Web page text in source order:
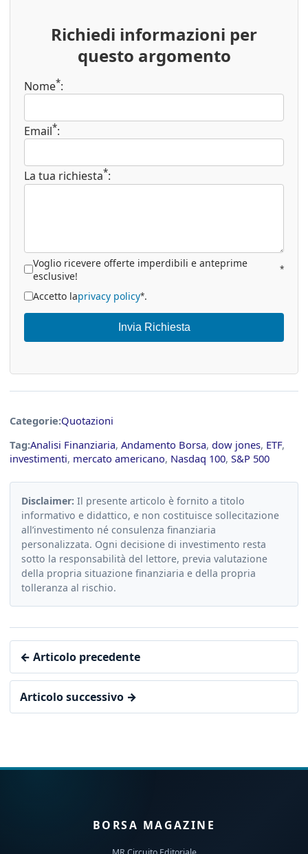
Richiedi informazioni per
questo argomento
Nome*:
Email*:
La tua richiesta*:
Voglio ricevere offerte imperdibili e anteprime
esclusive!
*
Accetto laprivacy policy*.
Invia Richiesta
Categorie:Quotazioni
Tag:Analisi Finanziaria, Andamento Borsa, dow jones, ETF,
investimenti, mercato americano, Nasdaq 100, S&P 500
Disclaimer: Il presente articolo è fornito a titolo
informativo e didattico, e non costituisce sollecitazione
all’investimento né consulenza finanziaria
personalizzata. Ogni decisione di investimento resta
sotto la responsabilità del lettore, previa valutazione
della propria situazione finanziaria e della propria
tolleranza al rischio.
← Articolo precedente
Articolo successivo →
BORSA MAGAZINE